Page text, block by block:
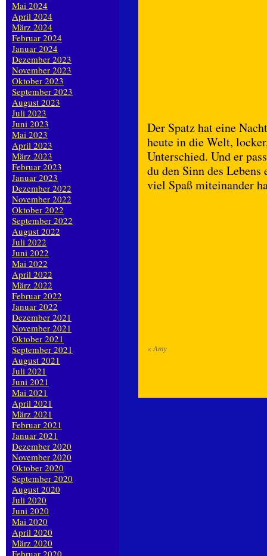
Der Spatz hat eine
heute in die Welt,
Unterschied. Und er
du den Sinn des
viel Spaß miteinander
«Amy
Mai 2024
April 2024
März 2024
Februar 2024
Januar 2024
Dezember 2023
November 2023
Oktober 2023
September 2023
August 2023
Juli 2023
Juni 2023
Mai 2023
April 2023
März 2023
Februar 2023
Januar 2023
Dezember 2022
November 2022
Oktober 2022
September 2022
August 2022
Juli 2022
Juni 2022
Mai 2022
April 2022
März 2022
Februar 2022
Januar 2022
Dezember 2021
November 2021
Oktober 2021
September 2021
August 2021
Juli 2021
Juni 2021
Mai 2021
April 2021
März 2021
Februar 2021
Januar 2021
Dezember 2020
November 2020
Oktober 2020
September 2020
August 2020
Juli 2020
Juni 2020
Mai 2020
April 2020
März 2020
Februar 2020